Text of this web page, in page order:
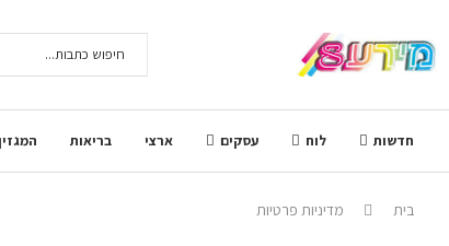
חדשות לוח עסקים ארצי בריאות המגזין
בית מדיניות פרטיות